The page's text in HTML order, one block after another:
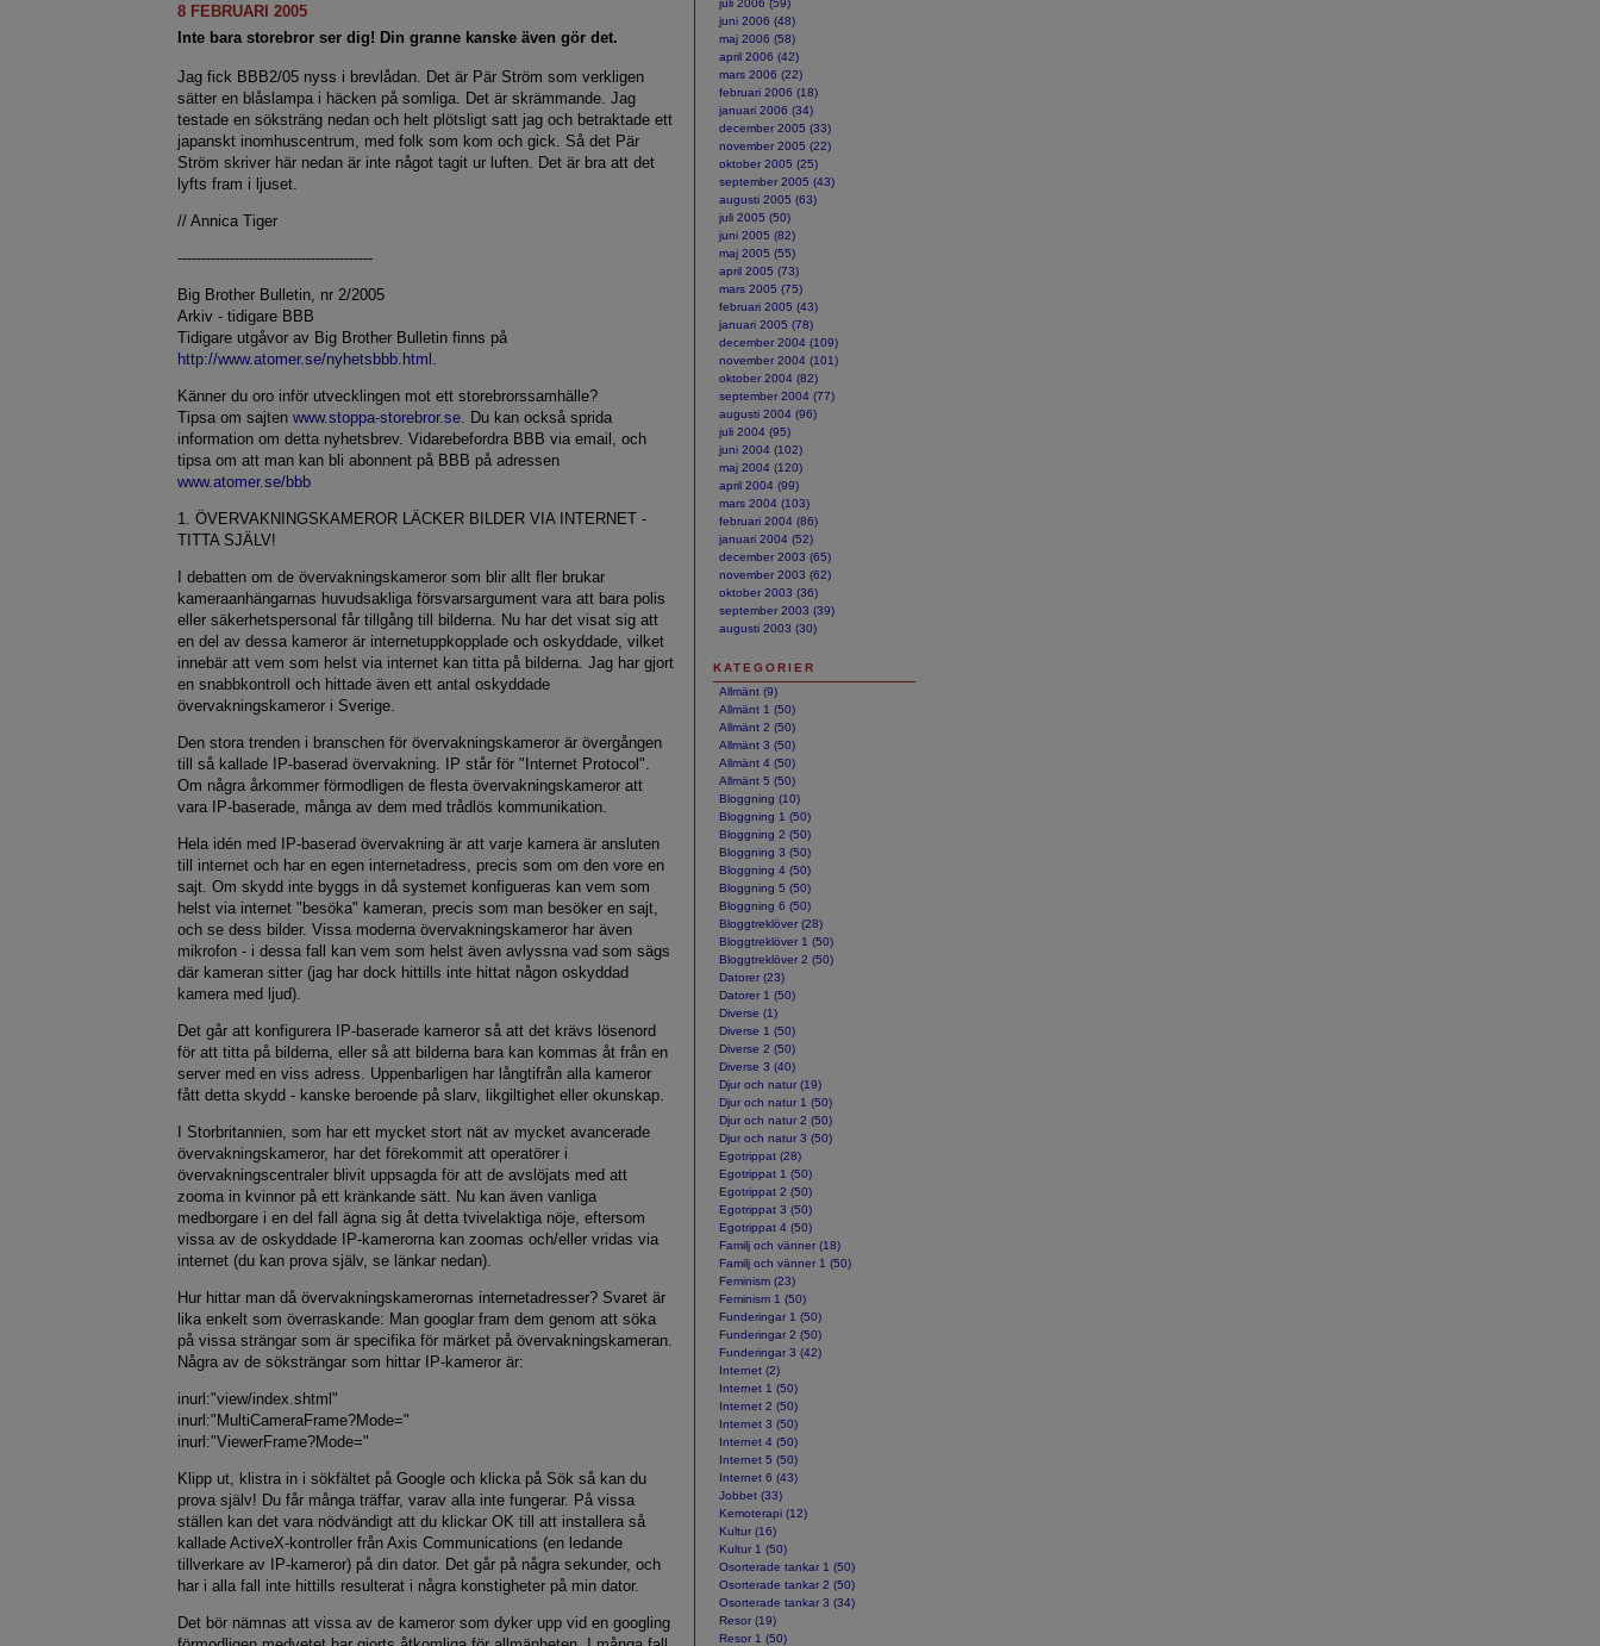
8 FEBRUARI 2005
Inte bara storebror ser dig! Din granne kanske även gör det.
Jag fick BBB2/05 nyss i brevlådan. Det är Pär Ström som verkligen
sätter en blåslampa i häcken på somliga. Det är skrämmande. Jag
testade en söksträng nedan och helt plötsligt satt jag och betraktade ett
japanskt inomhuscentrum, med folk som kom och gick. Så det Pär
Ström skriver här nedan är inte något tagit ur luften. Det är bra att det
lyfts fram i ljuset.
// Annica Tiger
-----------------------------------------
Big Brother Bulletin, nr 2/2005
Arkiv - tidigare BBB
Tidigare utgåvor av Big Brother Bulletin finns på
http://www.atomer.se/nyhetsbbb.html .
Känner du oro inför utvecklingen mot ett storebrorssamhälle?
Tipsa om sajtenwww.stoppa-storebror.se. Du kan också sprida
information om detta nyhetsbrev. Vidarebefordra BBB via email, och
tipsa om att man kan bli abonnent på BBB på adressen
www.atomer.se/bbb
1. ÖVERVAKNINGSKAMEROR LÄCKER BILDER VIA INTERNET -
TITTA SJÄLV!
I debatten om de övervakningskameror som blir allt fler brukar
kameraanhängarnas huvudsakliga försvarsargument vara att bara polis
eller säkerhetspersonal får tillgång till bilderna. Nu har det visat sig att
en del av dessa kameror är internetuppkopplade och oskyddade, vilket
innebär att vem som helst via internet kan titta på bilderna. Jag har gjort
en snabbkontroll och hittade även ett antal oskyddade
övervakningskameror i Sverige.
Den stora trenden i branschen för övervakningskameror är övergången
till så kallade IP-baserad övervakning. IP står för "Internet Protocol".
Om några årkommer förmodligen de flesta övervakningskameror att
vara IP-baserade, många av dem med trådlös kommunikation.
Hela idén med IP-baserad övervakning är att varje kamera är ansluten
till internet och har en egen internetadress, precis som om den vore en
sajt. Om skydd inte byggs in då systemet konfigueras kan vem som
helst via internet "besöka" kameran, precis som man besöker en sajt,
och se dess bilder. Vissa moderna övervakningskameror har även
mikrofon - i dessa fall kan vem som helst även avlyssna vad som sägs
där kameran sitter (jag har dock hittills inte hittat någon oskyddad
kamera med ljud).
Det går att konfigurera IP-baserade kameror så att det krävs lösenord
för att titta på bilderna, eller så att bilderna bara kan kommas åt från en
server med en viss adress. Uppenbarligen har långtifrån alla kameror
fått detta skydd - kanske beroende på slarv, likgiltighet eller okunskap.
I Storbritannien, som har ett mycket stort nät av mycket avancerade
övervakningskameror, har det förekommit att operatörer i
övervakningscentraler blivit uppsagda för att de avslöjats med att
zooma in kvinnor på ett kränkande sätt. Nu kan även vanliga
medborgare i en del fall ägna sig åt detta tvivelaktiga nöje, eftersom
vissa av de oskyddade IP-kamerorna kan zoomas och/eller vridas via
internet (du kan prova själv, se länkar nedan).
Hur hittar man då övervakningskamerornas internetadresser? Svaret är
lika enkelt som överraskande: Man googlar fram dem genom att söka
på vissa strängar som är specifika för märket på övervakningskameran.
Några av de söksträngar som hittar IP-kameror är:
inurl:"view/index.shtml"
inurl:"MultiCameraFrame?Mode="
inurl:"ViewerFrame?Mode="
Klipp ut, klistra in i sökfältet på Google och klicka på Sök så kan du
prova själv! Du får många träffar, varav alla inte fungerar. På vissa
ställen kan det vara nödvändigt att du klickar OK till att installera så
kallade ActiveX-kontroller från Axis Communications (en ledande
tillverkare av IP-kameror) på din dator. Det går på några sekunder, och
har i alla fall inte hittills resulterat i några konstigheter på min dator.
Det bör nämnas att vissa av de kameror som dyker upp vid en googling
juli 2006 (59)
juni 2006 (48)
maj 2006 (58)
april 2006 (42)
mars 2006 (22)
februari 2006 (18)
januari 2006 (34)
december 2005 (33)
november 2005 (22)
oktober 2005 (25)
september 2005 (43)
augusti 2005 (63)
juli 2005 (50)
juni 2005 (82)
maj 2005 (55)
april 2005 (73)
mars 2005 (75)
februari 2005 (43)
januari 2005 (78)
december 2004 (109)
november 2004 (101)
oktober 2004 (82)
september 2004 (77)
augusti 2004 (96)
juli 2004 (95)
juni 2004 (102)
maj 2004 (120)
april 2004 (99)
mars 2004 (103)
februari 2004 (86)
januari 2004 (52)
december 2003 (65)
november 2003 (62)
oktober 2003 (36)
september 2003 (39)
augusti 2003 (30)
KATEGORIER
Allmänt (9)
Allmänt 1 (50)
Allmänt 2 (50)
Allmänt 3 (50)
Allmänt 4 (50)
Allmänt 5 (50)
Bloggning (10)
Bloggning 1 (50)
Bloggning 2 (50)
Bloggning 3 (50)
Bloggning 4 (50)
Bloggning 5 (50)
Bloggning 6 (50)
Bloggtreklöver (28)
Bloggtreklöver 1 (50)
Bloggtreklöver 2 (50)
Datorer (23)
Datorer 1 (50)
Diverse (1)
Diverse 1 (50)
Diverse 2 (50)
Diverse 3 (40)
Djur och natur (19)
Djur och natur 1 (50)
Djur och natur 2 (50)
Djur och natur 3 (50)
Egotrippat (28)
Egotrippat 1 (50)
Egotrippat 2 (50)
Egotrippat 3 (50)
Egotrippat 4 (50)
Familj och vänner (18)
Familj och vänner 1 (50)
Feminism (23)
Feminism 1 (50)
Funderingar 1 (50)
Funderingar 2 (50)
Funderingar 3 (42)
Internet (2)
Internet 1 (50)
Internet 2 (50)
Internet 3 (50)
Internet 4 (50)
Internet 5 (50)
Internet 6 (43)
Jobbet (33)
Kemoterapi (12)
Kultur (16)
Kultur 1 (50)
Osorterade tankar 1 (50)
Osorterade tankar 2 (50)
Osorterade tankar 3 (34)
Resor (19)
Resor 1 (50)